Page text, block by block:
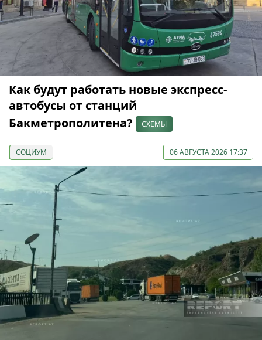
Как будут работать новые экспресс-
автобусы от станций
Бакметрополитена?
СХЕМЫ
СОЦИУМ 06 АВГУСТА 2026 17:37